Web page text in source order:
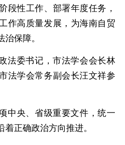
段性工作、部署年度任务，
作高质量发展，为海南自贸
保障。
法委书记，市法学会会长林
法学会常务副会长汪文祥参
中央、省级重要文件，统一
正确政治方向推进。